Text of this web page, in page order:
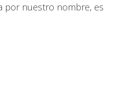
por nuestro nombre, es